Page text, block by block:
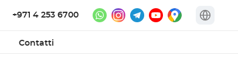
+971 4 253 6700
Contatti